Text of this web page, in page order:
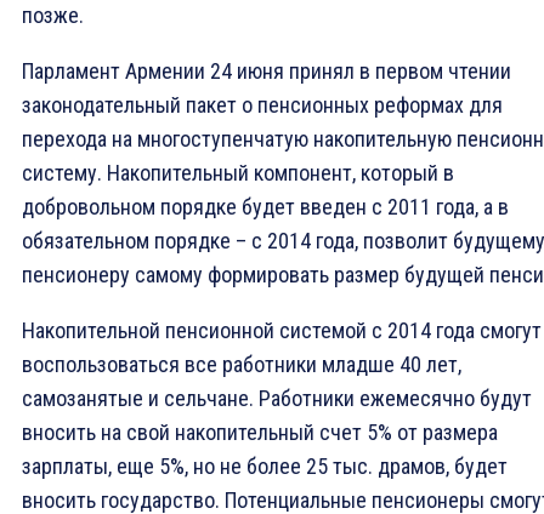
позже.
Парламент Армении 24 июня принял в первом чтении
законодательный пакет о пенсионных реформах для
перехода на многоступенчатую накопительную
систему. Накопительный компонент, который в
добровольном порядке будет введен с 2011 года, а в
обязательном порядке – с 2014 года, позволит будущему
пенсионеру самому формировать размер будущей
Накопительной пенсионной системой с 2014 года смогут
воспользоваться все работники младше 40 лет,
самозанятые и сельчане. Работники ежемесячно будут
вносить на свой накопительный счет 5% от размера
зарплаты, еще 5%, но не более 25 тыс. драмов, будет
вносить государство. Потенциальные пенсионеры